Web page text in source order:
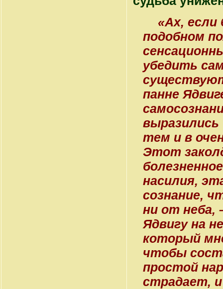
«Ах, если
подобном
убедить
панне
тем и в
Этот
насилия,
сознание,
ни от неба,
Ядвигу на
который
чтобы
простой
страдает,